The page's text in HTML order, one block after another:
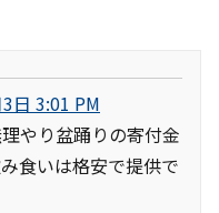
日 3:01 PM
やり盆踊りの寄付金
食いは格安で提供で